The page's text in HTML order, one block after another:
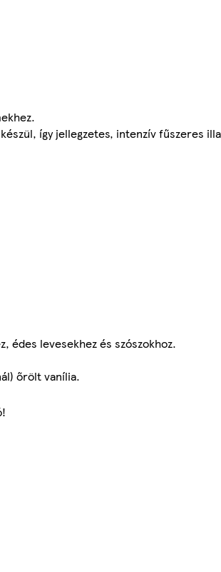
így jellegzetes, intenzív fűszeres
édes levesekhez és szószokhoz.
őrölt vanília.